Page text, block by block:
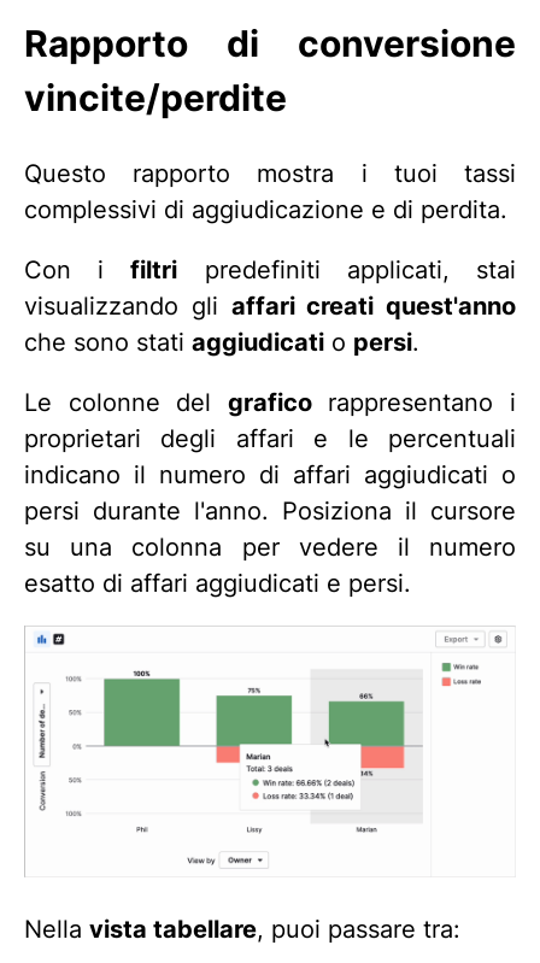
Rapporto di conversione
vincite/perdite
Questo rapporto mostra i tuoi tassi
complessivi di aggiudicazione e di perdita.
Con ifiltri predefiniti applicati, stai
visualizzando gli affari creati quest'anno
che sono stati aggiudicati o persi.
Le colonne del graficorappresentano i
proprietari degli affari e le percentuali
indicano il numero di affari aggiudicati o
persi durante l'anno. Posiziona il cursore
su una colonna per vedere il numero
esatto di affari aggiudicati e persi.
Nella vista tabellare, puoi passare tra: